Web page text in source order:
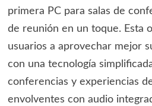
primera PC para salas de
de reunión en un toque. Esta
usuarios a aprovechar mejor
con una tecnología
conferencias y experiencias
envolventes con audio